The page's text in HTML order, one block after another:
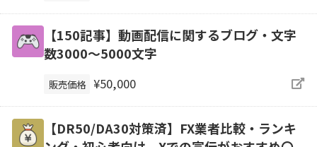
【150記事】動画配信に関するブログ・文字
数3000～5000文字
販売価格 ¥50,000
【DR50/DA30対策済】FX業者比較・ランキ